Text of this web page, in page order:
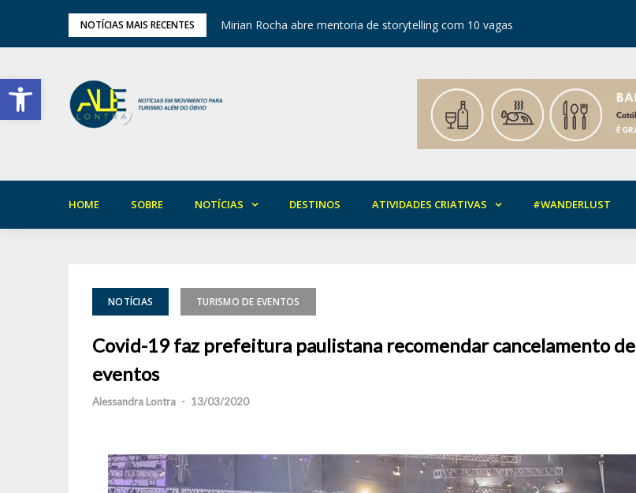
Barra de Ferramentas Aberta
NOTÍCIAS MAIS RECENTES
em Areia Mirian Rocha abre mentoria de storytelling com 10 vagas
HOME SOBRE NOTÍCIAS DESTINOS ATIVIDADES CRIATIVAS #WANDERLUST
NOTÍCIAS TURISMO DE EVENTOS
Covid-19 faz prefeitura paulistana recomendar cancelamento de
eventos
Alessandra Lontra - 13/03/2020